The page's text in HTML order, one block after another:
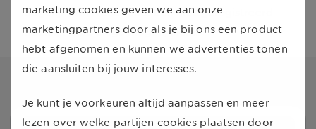
mogelijk is in Nederland. Een niet-geregistreerd
medicijn is de enige mogelijkheid.
marketing cookies geven we aan onze
marketingpartners door als je bij ons een product
hebt afgenomen en kunnen we advertenties tonen
die aansluiten bij jouw interesses.
Je kunt je voorkeuren altijd aanpassen en meer
lezen over welke partijen cookies plaatsen door